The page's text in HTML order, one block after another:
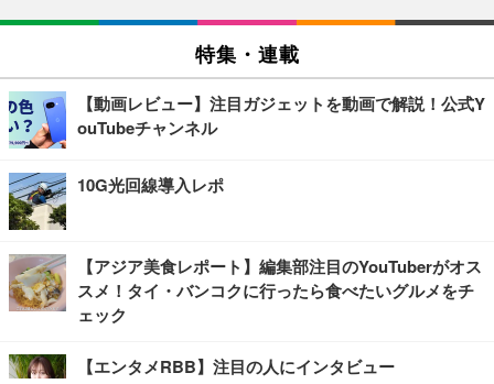
特集・連載
【動画レビュー】注目ガジェットを動画で解説！公式Y
ouTubeチャンネル
10G光回線導入レポ
【アジア美食レポート】編集部注目のYouTuberがオス
スメ！タイ・バンコクに行ったら食べたいグルメをチ
ェック
【エンタメRBB】注目の人にインタビュー